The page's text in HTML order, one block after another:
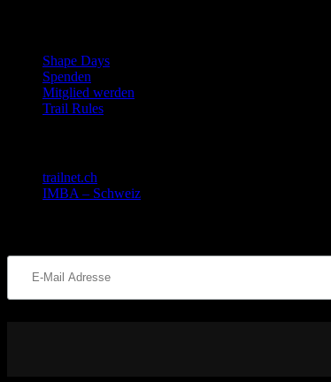
Shape Days
Spenden
Mitglied werden
Trail Rules
trailnet.ch
IMBA – Schweiz